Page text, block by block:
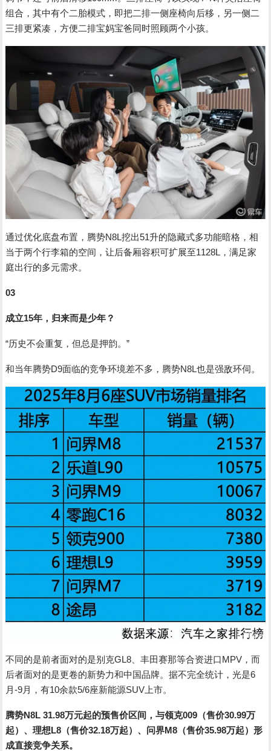
组合，其中有个二胎模式，即把二排一侧座椅向后移，另一侧二
三排更紧凑，方便二排宝妈宝爸同时照顾两个小孩。
通过优化底盘布置，腾势N8L挖出51升的隐藏式多功能暗格，相
当于两个行李箱的空间，让后备厢容积可扩展至1128L，满足家
庭出行的多元需求。
03
成立15年，归来而是少年？
“历史不会重复，但总是押韵。”
和当年腾势D9面临的竞争环境差不多，腾势N8L也是强敌环伺。
不同的是前者面对的是别克GL8、丰田赛那等合资进口MPV，而
后者面对的是更卷的新势力和中国品牌。据不完全统计，光是6
月-9月，有10余款5/6座新能源SUV上市。
腾势N8L 31.98万元起的预售价区间，与领克009（售价30.99万
起）、理想L8（售价32.18万起）、问界M8（售价35.98万起）形
成直接竞争关系。